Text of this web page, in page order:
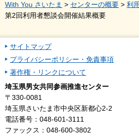
With You さいたま > センターの概要 > 利
第2回利用者懇談会開催結果概要
サイトマップ
プライバシーポリシー・免責事項
著作権・リンクについて
埼玉県男女共同参画推進センター
〒330-0081
埼玉県さいたま市中央区新都心2-2
電話番号：048-601-3111
ファックス：048-600-3802